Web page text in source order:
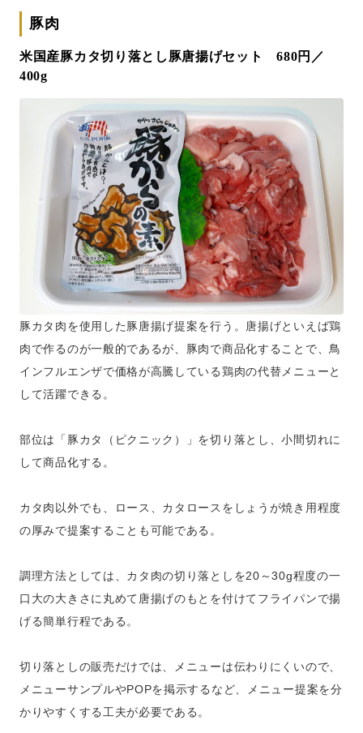
豚肉
米国産豚カタ切り落とし豚唐揚げセット 680円／
400g
豚カタ肉を使用した豚唐揚げ提案を行う。唐揚げといえば鶏
肉で作るのが一般的であるが、豚肉で商品化することで、鳥
インフルエンザで価格が高騰している鶏肉の代替メニューと
して活躍できる。
部位は「豚カタ（ピクニック）」を切り落とし、小間切れに
して商品化する。
カタ肉以外でも、ロース、カタロースをしょうが焼き用程度
の厚みで提案することも可能である。
調理方法としては、カタ肉の切り落としを20～30g程度の一
口大の大きさに丸めて唐揚げのもとを付けてフライパンで揚
げる簡単行程である。
切り落としの販売だけでは、メニューは伝わりにくいので、
メニューサンプルやPOPを掲示するなど、メニュー提案を分
かりやすくする工夫が必要である。